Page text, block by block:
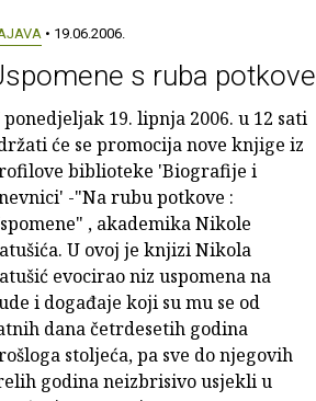
• 19.06.2006.
s ruba potkove
ponedjeljak 19. lipnja 2006. u 12 sati
će se promocija nove knjige iz
biblioteke 'Biografije i
-"Na rubu potkove :
, akademika Nikole
U ovoj je knjizi Nikola
evocirao niz uspomena na
i događaje koji su mu se od
dana četrdesetih godina
stoljeća, pa sve do njegovih
godina neizbrisivo usjekli u